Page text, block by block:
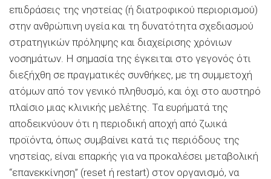
επιδράσεις της νηστείας (ή διατροφικού περιορισμού)
στην ανθρώπινη υγεία και τη δυνατότητα σχεδιασμού
στρατηγικών πρόληψης και διαχείρισης χρόνιων
νοσημάτων. Η σημασία της έγκειται στο γεγονός ότι
διεξήχθη σε πραγματικές συνθήκες, με τη συμμετοχή
ατόμων από τον γενικό πληθυσμό, και όχι στο αυστηρό
πλαίσιο μιας κλινικής μελέτης. Τα ευρήματά της
αποδεικνύουν ότι η περιοδική αποχή από ζωικά
προϊόντα, όπως συμβαίνει κατά τις περιόδους της
νηστείας, είναι επαρκής για να προκαλέσει μεταβολική
“επανεκκίνηση” (reset ή restart) στον οργανισμό, να